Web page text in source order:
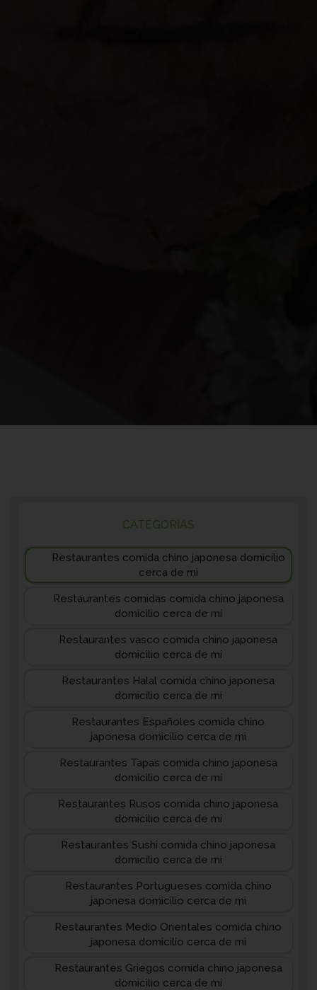
CATEGORIAS
Restaurantes comida chino japonesa domicilio
cerca de mi
Restaurantes comidas comida chino japonesa
domicilio cerca de mi
Restaurantes vasco comida chino japonesa
domicilio cerca de mi
Restaurantes Halal comida chino japonesa
domicilio cerca de mi
Restaurantes Españoles comida chino
japonesa domicilio cerca de mi
Restaurantes Tapas comida chino japonesa
domicilio cerca de mi
Restaurantes Rusos comida chino japonesa
domicilio cerca de mi
Restaurantes Sushi comida chino japonesa
domicilio cerca de mi
Restaurantes Portugueses comida chino
japonesa domicilio cerca de mi
Restaurantes Medio Orientales comida chino
japonesa domicilio cerca de mi
Restaurantes Griegos comida chino japonesa
domicilio cerca de mi